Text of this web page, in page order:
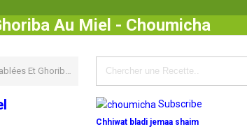
Au Miel - Choumicha
Et Ghoriba Au Miel
Subscribe
Chhiwat bladi jemaa shaim